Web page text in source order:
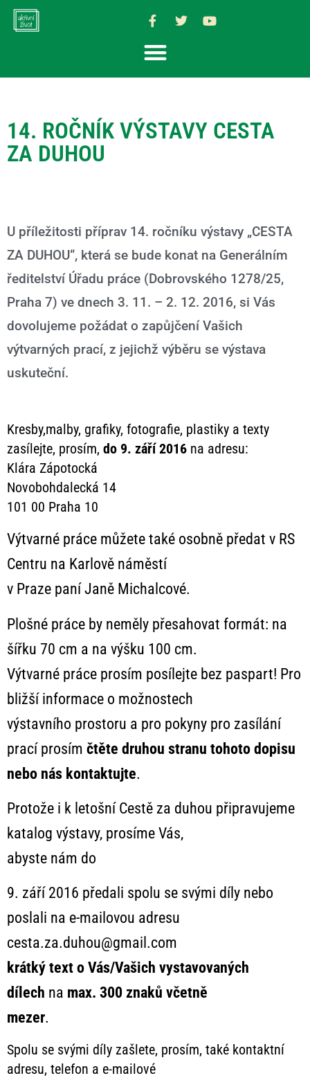
14. ROČNÍK VÝSTAVY CESTA
ZA DUHOU
U příležitosti příprav 14. ročníku výstavy „CESTA
ZA DUHOU“, která se bude konat na Generálním
ředitelství Úřadu práce (Dobrovského 1278/25,
Praha 7) ve dnech 3. 11. – 2. 12. 2016, si Vás
dovolujeme požádat o zapůjčení Vašich
výtvarných prací, z jejichž výběru se výstava
uskuteční.
Kresby,malby, grafiky, fotografie, plastiky a texty
zasílejte, prosím, do 9. září 2016 na adresu:
Klára Zápotocká
Novobohdalecká 14
101 00 Praha 10
Výtvarné práce můžete také osobně předat v RS
Centru na Karlově náměstí
v Praze paní Janě Michalcové.
Plošné práce by neměly přesahovat formát: na
šířku 70 cm a na výšku 100 cm.
Výtvarné práce prosím posílejte bez paspart! Pro
bližší informace o možnostech
výstavního prostoru a pro pokyny pro zasílání
prací prosím čtěte druhou stranu tohoto dopisu
nebo nás kontaktujte.
Protože i k letošní Cestě za duhou připravujeme
katalog výstavy, prosíme Vás,
abyste nám do
9. září 2016 předali spolu se svými díly nebo
poslali na e-mailovou adresu
cesta.za.duhou@gmail.com
krátký text o Vás/Vašich vystavovaných
dílech na max. 300 znaků včetně
mezer.
Spolu se svými díly zašlete, prosím, také kontaktní
adresu, telefon a e-mailové